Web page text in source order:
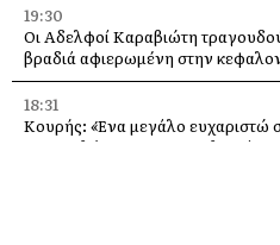
19:30
Οι Αδελφοί Καραβιώτη
βραδιά αφιερωμένη στην
18:31
Κουρής: «Ένα μεγάλο ευχαριστώ
με τις φλόγες στην Κεφαλονιά»